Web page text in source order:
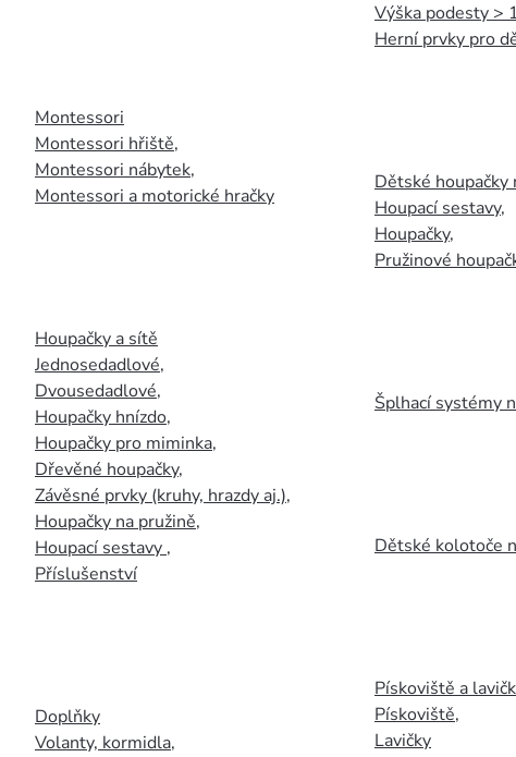
Montessori
Montessori hřiště,
Montessori nábytek,
Montessori a motorické hračky
Houpačky a sítě
Jednosedadlové,
Dvousedadlové,
Houpačky hnízdo,
Houpačky pro miminka,
Dřevěné houpačky,
Závěsné prvky (kruhy, hrazdy aj.),
Houpačky na pružině,
Houpací sestavy ,
Příslušenství
Doplňky
Volanty, kormidla,
Výška podesty >
Herní prvky pro
Dětské houpačky
Houpací sestavy,
Houpačky,
Pružinové
Šplhací systémy
Dětské kolotoče
Pískoviště a
Pískoviště,
Lavičky